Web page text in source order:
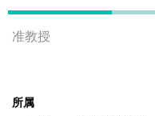
准教授
所属